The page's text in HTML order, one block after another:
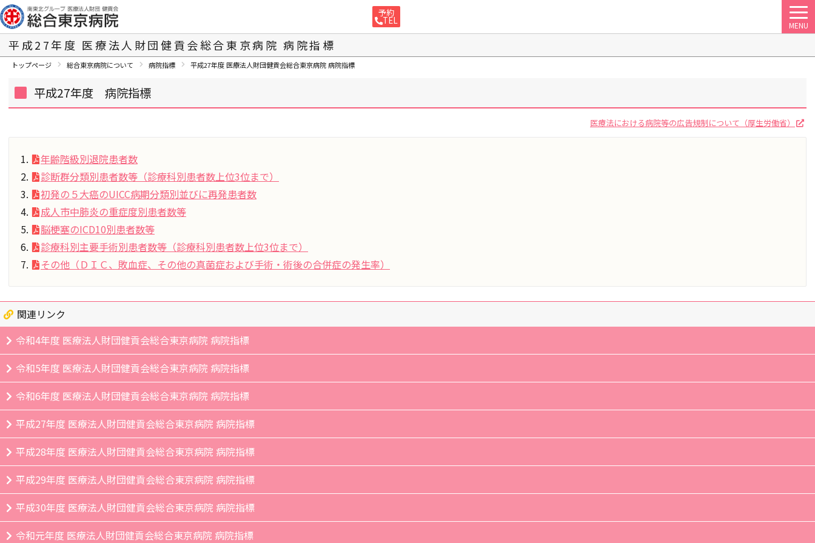
予約
TEL MENU
平成27年度 医療法人財団健貢会総合東京病院 病院指標
トップページ 総合東京病院について 病院指標 平成27年度 医療法人財団健貢会総合東京病院病院指標
平成27年度 病院指標
医療法における病院等の広告規制について（厚生労働省）
年齢階級別退院患者数
診断群分類別患者数等（診療科別患者数上位3位まで）
初発の５大癌のUICC病期分類別並びに再発患者数
成人市中肺炎の重症度別患者数等
脳梗塞のICD10別患者数等
診療科別主要手術別患者数等（診療科別患者数上位3位まで）
その他（ＤＩＣ、敗血症、その他の真菌症および手術・術後の合併症の発生率）
関連リンク
令和4年度 医療法人財団健貢会総合東京病院 病院指標
令和5年度 医療法人財団健貢会総合東京病院 病院指標
令和6年度 医療法人財団健貢会総合東京病院 病院指標
平成27年度 医療法人財団健貢会総合東京病院 病院指標
平成28年度 医療法人財団健貢会総合東京病院 病院指標
平成29年度 医療法人財団健貢会総合東京病院 病院指標
平成30年度 医療法人財団健貢会総合東京病院 病院指標
令和元年度 医療法人財団健貢会総合東京病院 病院指標